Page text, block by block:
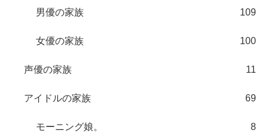
男優の家族 109
女優の家族 100
声優の家族 11
アイドルの家族 69
モーニング娘。 8